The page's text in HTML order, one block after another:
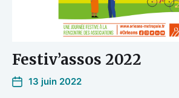
Festiv’assos 2022
13 juin 2022